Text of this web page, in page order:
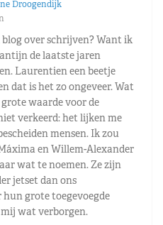
Droogendijk
blog over schrijven? Want ik
de laatste jaren
Laurentien een beetje
dat is het zo ongeveer. Wat
waarde voor de
verkeerd: het lijken me
mensen. Ik zou
en Willem-Alexander
wat te noemen. Ze zijn
jetset dan ons
grote toegevoegde
wat verborgen.